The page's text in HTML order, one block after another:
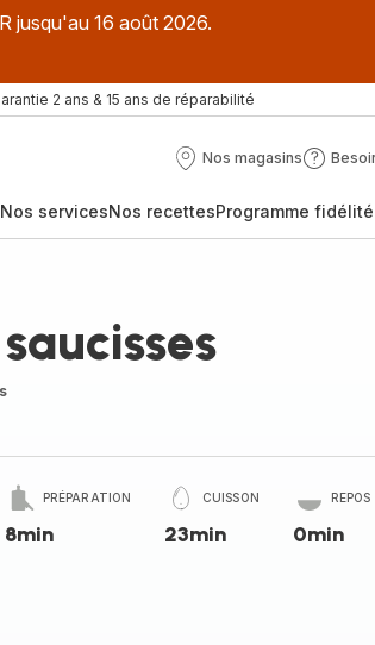
jusqu'au 16 août 2026.
2 ans & 15 ans de réparabilité
Nos magasins
Nos
Besoin
?
Nos servicesNos recettesProgramme fidélité
PRÉPARATION
8min
CUISSON
23min
REPOS
0min